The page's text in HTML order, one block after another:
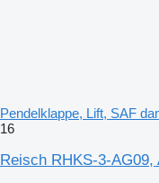
Pendelklappe, Lift, SAF
16
Reisch RHKS-3-AG09,